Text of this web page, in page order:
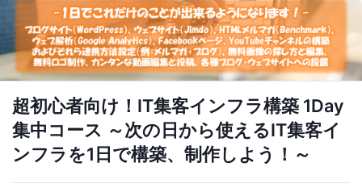
超初心者向け！IT集客インフラ構築 1Day
集中コース ～次の日から使えるIT集客イ
ンフラを1日で構築、制作しよう！～